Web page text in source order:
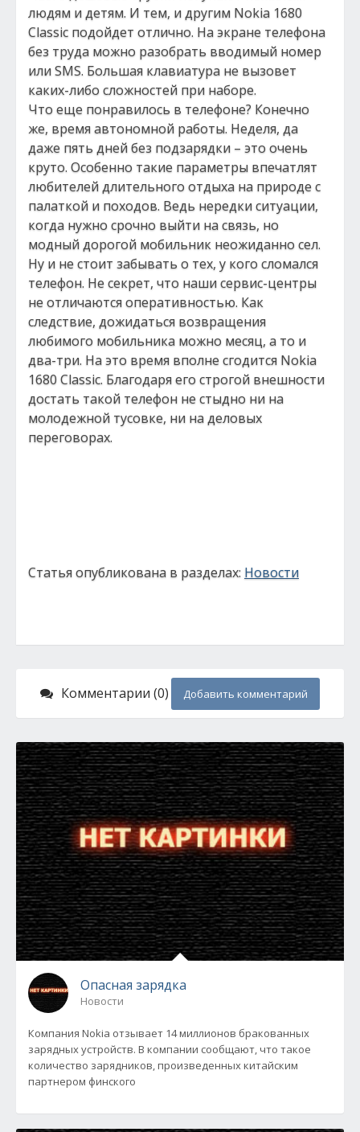
людям и детям. И тем, и другим Nokia 1680
Classic подойдет отлично. На экране телефона
без труда можно разобрать вводимый номер
или SMS. Большая клавиатура не вызовет
каких-либо сложностей при наборе.
Что еще понравилось в телефоне? Конечно
же, время автономной работы. Неделя, да
даже пять дней без подзарядки – это очень
круто. Особенно такие параметры впечатлят
любителей длительного отдыха на природе с
палаткой и походов. Ведь нередки ситуации,
когда нужно срочно выйти на связь, но
модный дорогой мобильник неожиданно сел.
Ну и не стоит забывать о тех, у кого сломался
телефон. Не секрет, что наши сервис-центры
не отличаются оперативностью. Как
следствие, дожидаться возвращения
любимого мобильника можно месяц, а то и
два-три. На это время вполне сгодится Nokia
1680 Classic. Благодаря его строгой внешности
достать такой телефон не стыдно ни на
молодежной тусовке, ни на деловых
переговорах.
Статья опубликована в разделах: Новости
Комментарии (0) Добавить комментарий
Опасная зарядка
Новости
Компания Nokia отзывает 14 миллионов бракованных
зарядных устройств. В компании сообщают, что такое
количество зарядников, произведенных китайским
партнером финского